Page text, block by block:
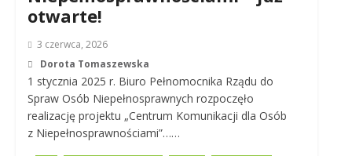
otwarte!
3 czerwca, 2026
Dorota Tomaszewska
1 stycznia 2025 r. Biuro Pełnomocnika Rządu do
Spraw Osób Niepełnosprawnych rozpoczęło
realizację projektu „Centrum Komunikacji dla Osób
z Niepełnosprawnościami”……